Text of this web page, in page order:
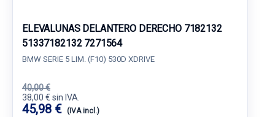
ELEVALUNAS DELANTERO DERECHO 7182132
51337182132 7271564
BMW SERIE 5 LIM. (F10) 530D XDRIVE
40,00 €
38,00 € sin IVA.
45,98 € (IVA incl.)